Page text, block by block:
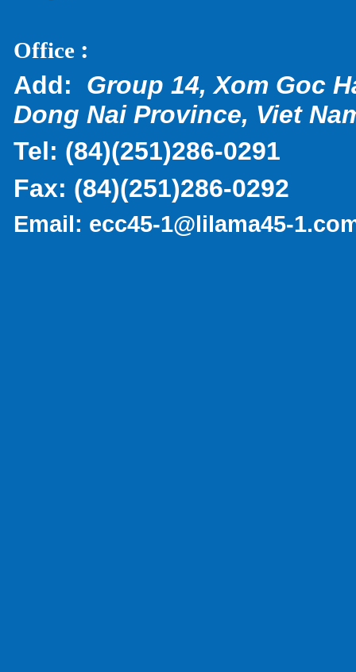
Office :
Add: Group 14, Xom Goc
Dong Nai Province, Viet
Tel: (84)(251)286-0291
Fax: (84)(251)286-0292
Email: ecc45-1@lilama45-